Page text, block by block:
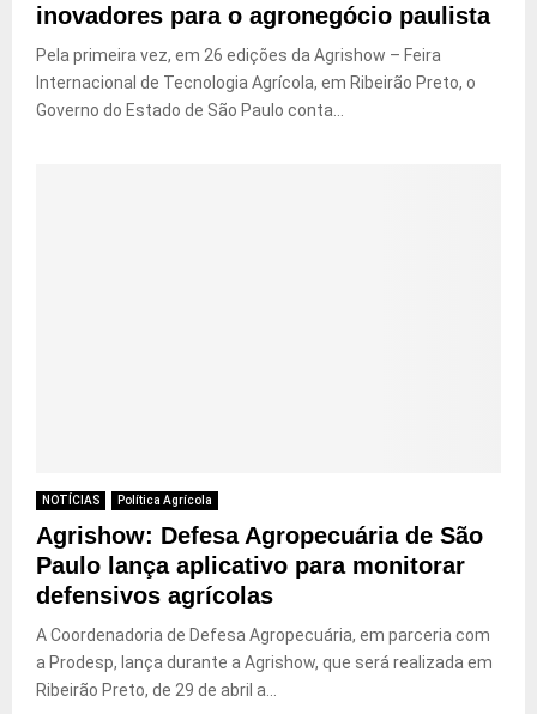
inovadores para o agronegócio paulista
Pela primeira vez, em 26 edições da Agrishow – Feira
Internacional de Tecnologia Agrícola, em Ribeirão Preto, o
Governo do Estado de São Paulo conta...
NOTÍCIAS Política Agrícola
Agrishow: Defesa Agropecuária de São
Paulo lança aplicativo para monitorar
defensivos agrícolas
A Coordenadoria de Defesa Agropecuária, em parceria com
a Prodesp, lança durante a Agrishow, que será realizada em
Ribeirão Preto, de 29 de abril a...